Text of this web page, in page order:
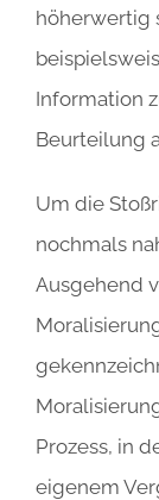
höherwertig
Information
Beurteilung
Um die
nochmals
Ausgehend
Prozess, in
eigenem